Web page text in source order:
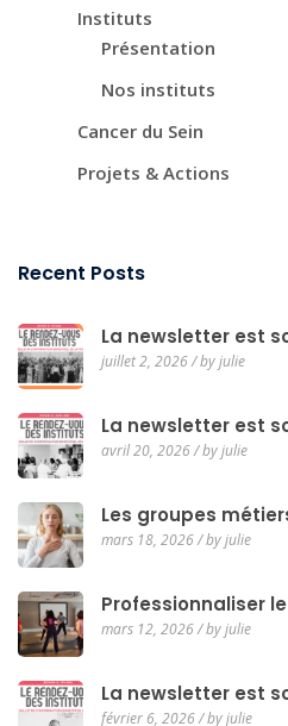
Instituts
Présentation
Nos instituts
Cancer du Sein
Projets & Actions
Recent Posts
La newsletter est
juillet 2, 2026 / by julie
La newsletter est
avril 20, 2026 / by julie
Les groupes
mars 18, 2026 / by julie
Professionnaliser
mars 12, 2026 / by julie
La newsletter est
février 6, 2026 / by julie